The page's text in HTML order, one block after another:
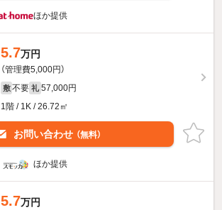
ほか提供
5.7万円
（管理費5,000円）
敷 不要 礼 57,000円
1階 / 1K / 26.72㎡
お問い合わせ （無料）
ほか提供
5.7万円